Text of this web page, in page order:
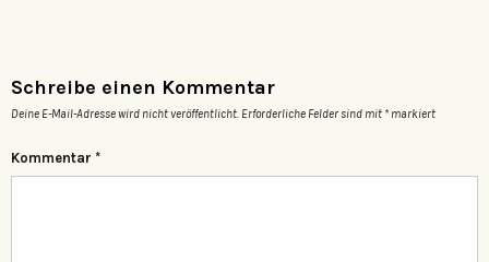
Schreibe einen Kommentar
Deine E-Mail-Adresse wird nicht veröffentlicht. Erforderliche Felder sind mit * markiert
Kommentar *